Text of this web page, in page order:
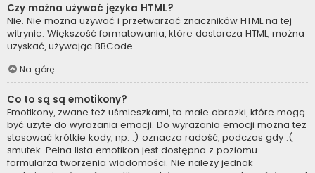
Czy można używać języka HTML?
Nie. Nie można używać i przetwarzać znaczników HTML na tej
witrynie. Większość formatowania, które dostarcza HTML, można
uzyskać, używając BBCode.
Na górę
Co to są są emotikony?
Emotikony, zwane też uśmieszkami, to małe obrazki, które mogą
być użyte do wyrażania emocji. Do wyrażania emocji można też
stosować krótkie kody, np. :) oznacza radość, podczas gdy :(
smutek. Pełna lista emotikon jest dostępna z poziomu
formularza tworzenia wiadomości. Nie należy jednak